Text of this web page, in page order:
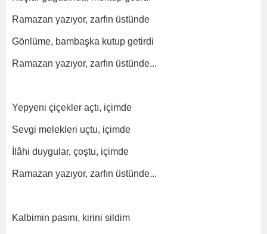
Ramazan yazıyor, zarfın üstünde
Gönlüme, bambaşka kutup getirdi
Ramazan yazıyor, zarfın üstünde...
Yepyeni çiçekler açtı, içimde
Sevgi melekleri uçtu, içimde
İlâhi duygular, çoştu, içimde
Ramazan yazıyor, zarfın üstünde...
Kalbimin pasını, kirini sildim